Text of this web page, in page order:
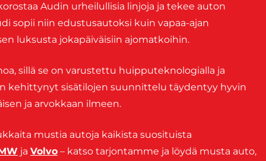
Audin urheilullisia linjoja ja tekee auton
sopii niin edustusautoksi kuin vapaa-ajan
luksusta jokapäiväisiin ajomatkoihin.
sillä se on varustettu huipputeknologialla ja
kehittynyt sisätilojen suunnittelu täydentyy hyvin
ja arvokkaan ilmeen.
mustia autoja kaikista suosituista
ja Volvo – katso tarjontamme ja löydä musta auto,